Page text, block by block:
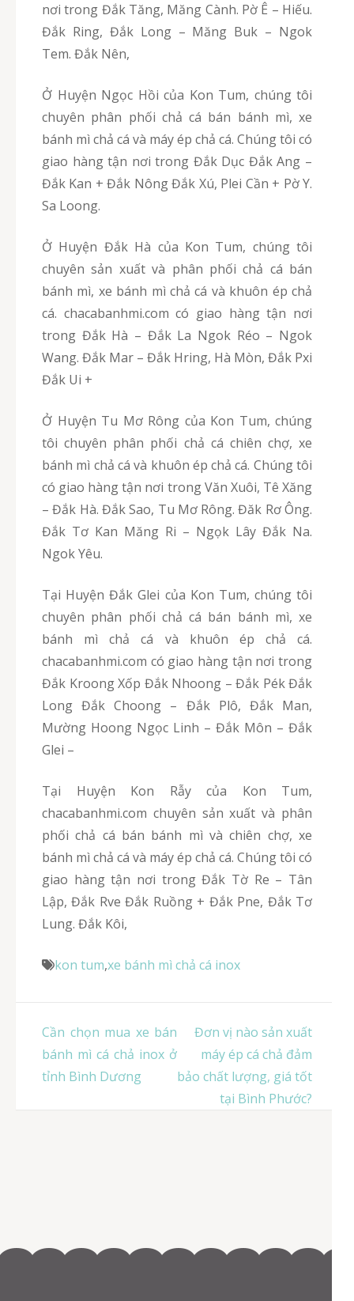
nơi trong Đắk Tăng, Măng Cành. Pờ Ê – Hiếu.
Đắk Ring, Đắk Long – Măng Buk – Ngok
Tem. Đắk Nên,
Ở Huyện Ngọc Hồi của Kon Tum, chúng tôi
chuyên phân phối chả cá bán bánh mì, xe
bánh mì chả cá và máy ép chả cá. Chúng tôi có
giao hàng tận nơi trong Đắk Dục Đắk Ang –
Đắk Kan + Đắk Nông Đắk Xú, Plei Cần + Pờ Y.
Sa Loong.
Ở Huyện Đắk Hà của Kon Tum, chúng tôi
chuyên sản xuất và phân phối chả cá bán
bánh mì, xe bánh mì chả cá và khuôn ép chả
cá. chacabanhmi.com có giao hàng tận nơi
trong Đắk Hà – Đắk La Ngok Réo – Ngok
Wang. Đắk Mar – Đắk Hring, Hà Mòn, Đắk Pxi
Đắk Ui +
Ở Huyện Tu Mơ Rông của Kon Tum, chúng
tôi chuyên phân phối chả cá chiên chợ, xe
bánh mì chả cá và khuôn ép chả cá. Chúng tôi
có giao hàng tận nơi trong Văn Xuôi, Tê Xăng
– Đắk Hà. Đắk Sao, Tu Mơ Rông. Đăk Rơ Ông.
Đắk Tơ Kan Măng Ri – Ngọk Lây Đắk Na.
Ngok Yêu.
Tại Huyện Đắk Glei của Kon Tum, chúng tôi
chuyên phân phối chả cá bán bánh mì, xe
bánh mì chả cá và khuôn ép chả cá.
chacabanhmi.com có giao hàng tận nơi trong
Đắk Kroong Xốp Đắk Nhoong – Đắk Pék Đắk
Long Đắk Choong – Đắk Plô, Đắk Man,
Mường Hoong Ngọc Linh – Đắk Môn – Đắk
Glei –
Tại Huyện Kon Rẫy của Kon Tum,
chacabanhmi.com chuyên sản xuất và phân
phối chả cá bán bánh mì và chiên chợ, xe
bánh mì chả cá và máy ép chả cá. Chúng tôi có
giao hàng tận nơi trong Đắk Tờ Re – Tân
Lập, Đắk Rve Đắk Ruồng + Đắk Pne, Đắk Tơ
Lung. Đắk Kôi,
kon tum,xe bánh mì chả cá inox
Điều
hướng
bài
Cần chọn mua xe bán
bánh mì cá chả inox ở
tỉnh Bình Dương
Đơn vị nào sản xuất
máy ép cá chả đảm
bảo chất lượng, giá tốt
tại Bình Phước?